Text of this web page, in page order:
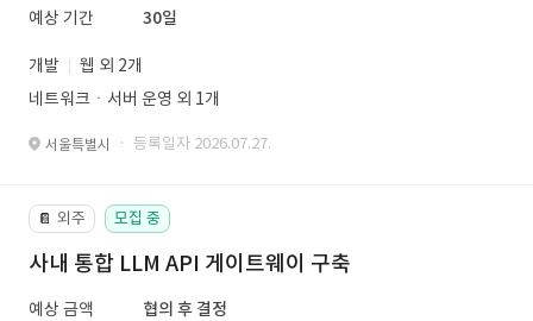
예상 기간
30일
개발
웹 외 2개
네트워크ㆍ서버 운영 외 1개
서울특별시 · 등록일자 2026.07.27.
📔 외주 모집 중
사내 통합 LLM API 게이트웨이 구축
예상 금액
협의 후 결정